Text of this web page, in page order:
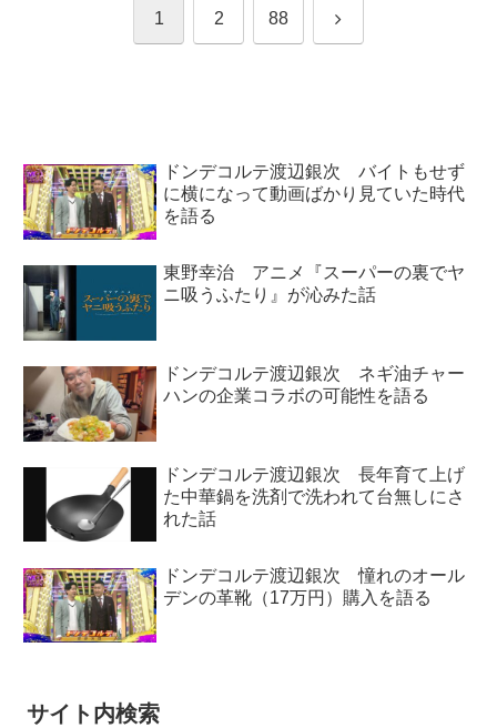
1 2 88 次
ドンデコルテ渡辺銀次 バイトもせず
に横になって動画ばかり見ていた時代
を語る
東野幸治 アニメ『スーパーの裏でヤ
ニ吸うふたり』が沁みた話
ドンデコルテ渡辺銀次 ネギ油チャー
ハンの企業コラボの可能性を語る
ドンデコルテ渡辺銀次 長年育て上げ
た中華鍋を洗剤で洗われて台無しにさ
れた話
ドンデコルテ渡辺銀次 憧れのオール
デンの革靴（17万円）購入を語る
サイト内検索